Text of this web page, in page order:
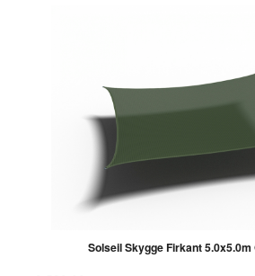
Solseil Skygge Firkant